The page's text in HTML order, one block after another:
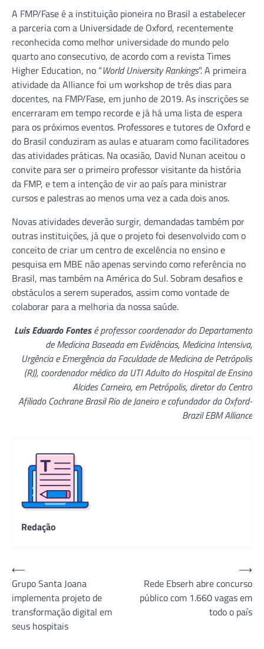
A FMP/Fase é a instituição pioneira no Brasil a estabelecer
a parceria com a Universidade de Oxford, recentemente
reconhecida como melhor universidade do mundo pelo
quarto ano consecutivo, de acordo com a revista Times
Higher Education, no “World University Rankings”. A primeira
atividade da Alliance foi um workshop de três dias para
docentes, na FMP/Fase, em junho de 2019. As inscrições se
encerraram em tempo recorde e já há uma lista de espera
para os próximos eventos. Professores e tutores de Oxford e
do Brasil conduziram as aulas e atuaram como facilitadores
das atividades práticas. Na ocasião, David Nunan aceitou o
convite para ser o primeiro professor visitante da história
da FMP, e tem a intenção de vir ao país para ministrar
cursos e palestras ao menos uma vez a cada dois anos.
Novas atividades deverão surgir, demandadas também por
outras instituições, já que o projeto foi desenvolvido com o
conceito de criar um centro de excelência no ensino e
pesquisa em MBE não apenas servindo como referência no
Brasil, mas também na América do Sul. Sobram desafios e
obstáculos a serem superados, assim como vontade de
colaborar para a melhoria da nossa saúde.
Luis Eduardo Fontesé professor coordenador do Departamento
de Medicina Baseada em Evidências, Medicina Intensiva,
Urgência e Emergência da Faculdade de Medicina de Petrópolis
(RJ), coordenador médico da UTI Adulto do Hospital de Ensino
Alcides Carneiro, em Petrópolis, diretor do Centro
Afiliado Cochrane Brasil Rio de Janeiro e cofundador da Oxford-
Brazil EBM Alliance
Redação
Navegação
de
Post
⟵
Grupo Santa Joana
implementa projeto de
transformação digital em
seus hospitais
Rede Ebserh abre concurso
público com 1.660 vagas em
todo o país
⟶